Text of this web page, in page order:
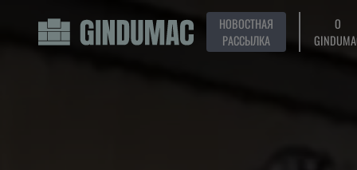
НОВОСТНАЯ
РАССЫЛКА
О